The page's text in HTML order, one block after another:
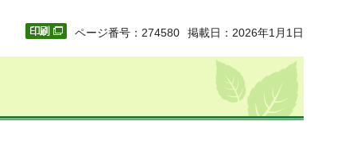
ページ番号：274580 掲載日：2026年1月1日